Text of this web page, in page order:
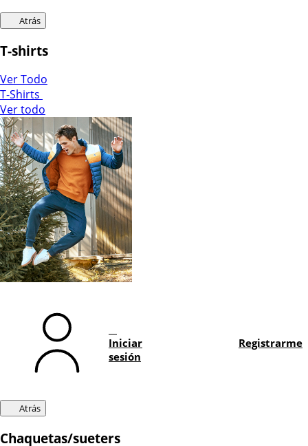
Atrás
T-shirts
Ver Todo
T-Shirts
Ver todo
Iniciar
sesión
Registrarme
Atrás
Chaquetas/sueters